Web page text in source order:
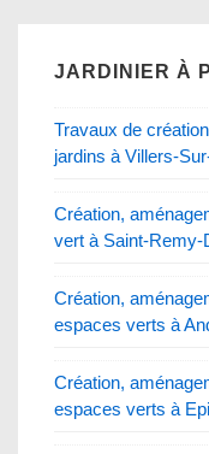
JARDINIER À
Travaux de
jardins à Villers-
Création,
vert à Saint-Remy-
Création,
espaces verts à
Création,
espaces verts à